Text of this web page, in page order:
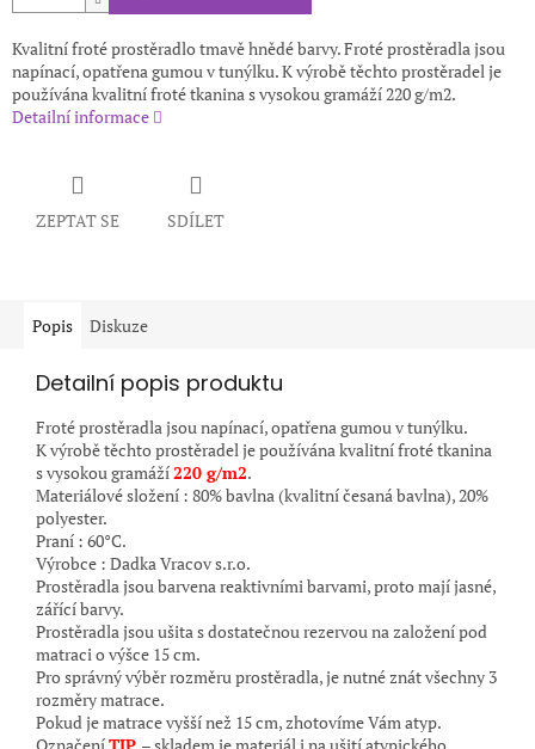
Kvalitní froté prostěradlo tmavě hnědé barvy. Froté prostěradla jsou
napínací, opatřena gumou v tunýlku. K výrobě těchto prostěradel je
používána kvalitní froté tkanina s vysokou gramáží 220 g/m2.
Detailní informace
ZEPTAT SE SDÍLET
Popis Diskuze
Detailní popis produktu
Froté prostěradla jsou napínací, opatřena gumou v tunýlku.
K výrobě těchto prostěradel je používána kvalitní froté tkanina
s vysokou gramáží220 g/m2.
Materiálové složení : 80% bavlna (kvalitní česaná bavlna), 20%
polyester.
Praní : 60°C.
Výrobce : Dadka Vracov s.r.o.
Prostěradla jsou barvena reaktivními barvami, proto mají jasné,
zářící barvy.
Prostěradla jsou ušita s dostatečnou rezervou na založení pod
matraci o výšce 15 cm.
Pro správný výběr rozměru prostěradla, je nutné znát všechny 3
rozměry matrace.
Pokud je matrace vyšší než 15 cm, zhotovíme Vám atyp.